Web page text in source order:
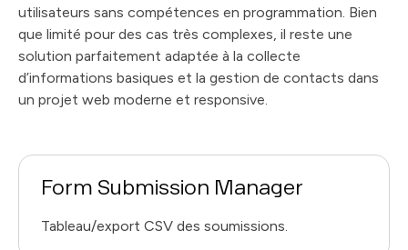
utilisateurs sans compétences en programmation. Bien
que limité pour des cas très complexes, il reste une
solution parfaitement adaptée à la collecte
d’informations basiques et la gestion de contacts dans
un projet web moderne et responsive.
Form Submission Manager
Tableau/export CSV des soumissions.